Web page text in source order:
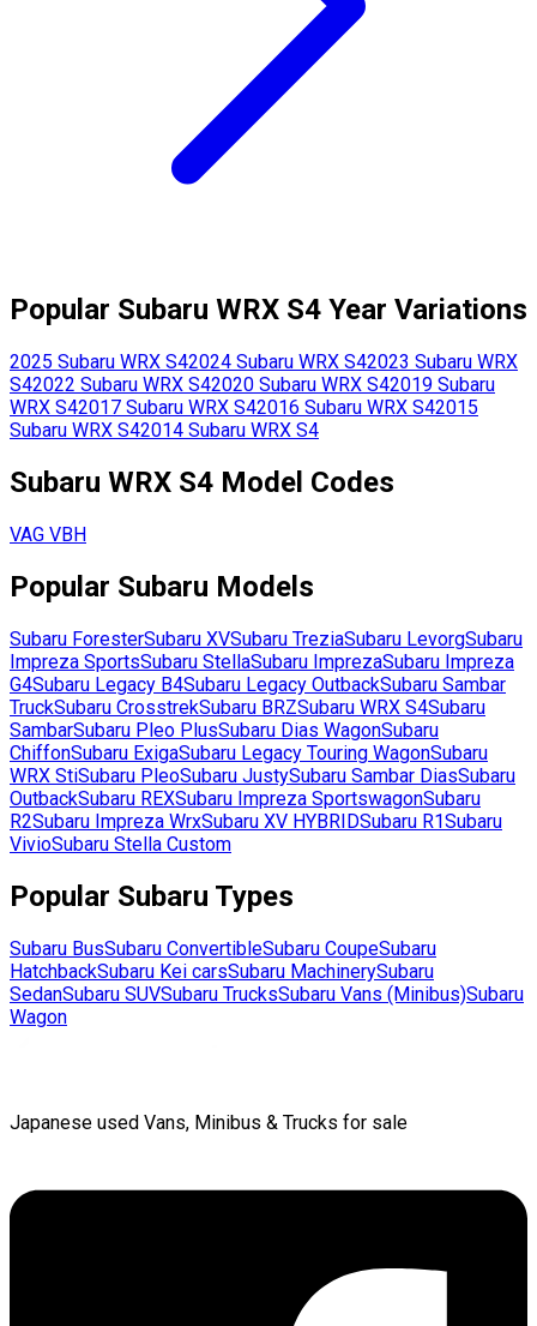
Popular Subaru WRX S4 Year Variations
2025 Subaru WRX S42024 Subaru WRX S42023 Subaru WRX
S42022 Subaru WRX S42020 Subaru WRX S42019 Subaru
WRX S42017 Subaru WRX S42016 Subaru WRX S42015
Subaru WRX S42014 Subaru WRX S4
Subaru WRX S4 Model Codes
VAG VBH
Popular Subaru Models
Subaru ForesterSubaru XVSubaru TreziaSubaru LevorgSubaru
Impreza SportsSubaru StellaSubaru ImprezaSubaru Impreza
G4Subaru Legacy B4Subaru Legacy OutbackSubaru Sambar
TruckSubaru CrosstrekSubaru BRZSubaru WRX S4Subaru
SambarSubaru Pleo PlusSubaru Dias WagonSubaru
ChiffonSubaru ExigaSubaru Legacy Touring WagonSubaru
WRX StiSubaru PleoSubaru JustySubaru Sambar DiasSubaru
OutbackSubaru REXSubaru Impreza SportswagonSubaru
R2Subaru Impreza WrxSubaru XV HYBRIDSubaru R1Subaru
VivioSubaru Stella Custom
Popular Subaru Types
Subaru BusSubaru ConvertibleSubaru CoupeSubaru
HatchbackSubaru Kei carsSubaru MachinerySubaru
SedanSubaru SUVSubaru TrucksSubaru Vans (Minibus)Subaru
Wagon
Japanese used Vans, Minibus & Trucks for sale